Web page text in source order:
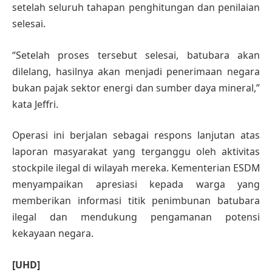
setelah seluruh tahapan penghitungan dan penilaian
selesai.
“Setelah proses tersebut selesai, batubara akan
dilelang, hasilnya akan menjadi penerimaan negara
bukan pajak sektor energi dan sumber daya mineral,”
kata Jeffri.
Operasi ini berjalan sebagai respons lanjutan atas
laporan masyarakat yang terganggu oleh aktivitas
stockpile ilegal di wilayah mereka. Kementerian ESDM
menyampaikan apresiasi kepada warga yang
memberikan informasi titik penimbunan batubara
ilegal dan mendukung pengamanan potensi
kekayaan negara.
[UHD]